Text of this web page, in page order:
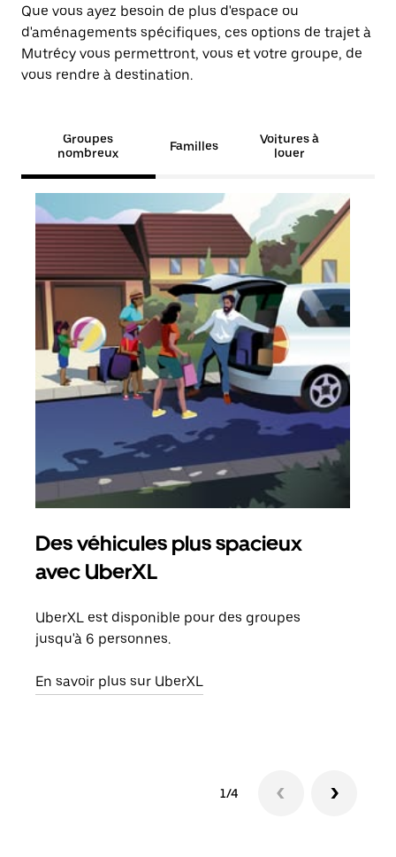
Que vous ayez besoin de plus d'espace ou
d'aménagements spécifiques, ces options de trajet à
Mutrécy vous permettront, vous et votre groupe, de
vous rendre à destination.
Groupes
nombreux
Familles
Voitures à
louer
Des véhicules plus spacieux
avec UberXL
UberXL est disponible pour des groupes
jusqu'à 6 personnes.
En savoir plus sur UberXL
1/4